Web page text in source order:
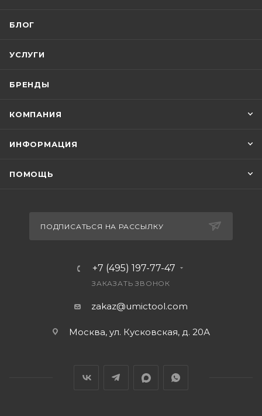
БЛОГ
УСЛУГИ
БРЕНДЫ
КОМПАНИЯ
ИНФОРМАЦИЯ
ПОМОЩЬ
ПОДПИСАТЬСЯ НА РАССЫЛКУ
+7 (495) 197-77-47
ЗАКАЗАТЬ ЗВОНОК
zakaz@umictool.com
Москва, ул. Кусковская, д. 20А